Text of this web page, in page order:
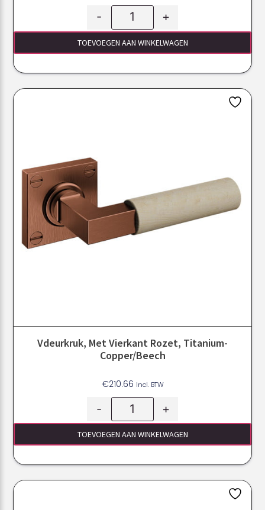
- +
TOEVOEGEN AAN WINKELWAGEN
Vdeurkruk, Met Vierkant Rozet, Titanium-
Copper/Beech
€210.66 Incl. BTW
- +
TOEVOEGEN AAN WINKELWAGEN